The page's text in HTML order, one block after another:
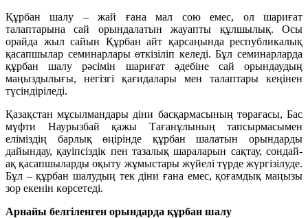
Құрбан шалу – жай ғана мал сою емес, ол шариғат
талаптарына сай орындалатын жауапты құлшылық. Осы
орайда жыл сайын Құрбан айт қарсаңында республикалық
қасапшылар семинарлары өткізіліп келеді. Бұл семинарларда
құрбан шалу рәсімін шариғат әдебіне сай орындаудың
маңыздылығы, негізгі қағидалары мен талаптары кеңінен
түсіндіріледі.
Қазақстан мұсылмандары діни басқармасының төрағасы, Бас
мүфти Наурызбай қажы Тағанұлының тапсырмасымен
еліміздің барлық өңірінде құрбан шалатын орындарды
дайындау, қауіпсіздік пен тазалық шараларын сақтау, сондай-
ақ қасапшыларды оқыту жұмыстары жүйелі түрде жүргізілуде.
Бұл – құрбан шалудың тек діни ғана емес, қоғамдық маңызы
зор екенін көрсетеді.
Арнайы белгіленген орындарда құрбан шалу